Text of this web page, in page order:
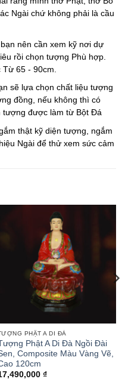
Ngài chứ không phải là cầu
nên cần xem kỹ nơi dự
rồi chọn tượng Phù hợp.
65 - 90cm.
sẽ lựa chọn chất liệu tượng
đồng, nếu không thì có
tượng được làm từ Bột Đá
thật kỹ diện tượng, ngắm
Ngài để thử xem sức cảm
PHẬT A DI ĐÀ
Phật A Di Đà Ngồi Đài
Composite Màu Vàng Vẽ,
120cm
₫